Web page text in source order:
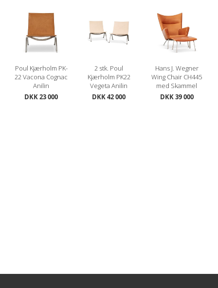
Poul Kjærholm PK-
22 Vacona Cognac
Anilin
DKK 23 000
2 stk. Poul
Kjærholm PK22
Vegeta Anilin
DKK 42 000
Hans J. Wegner
Wing Chair CH445
med Skammel
DKK 39 000